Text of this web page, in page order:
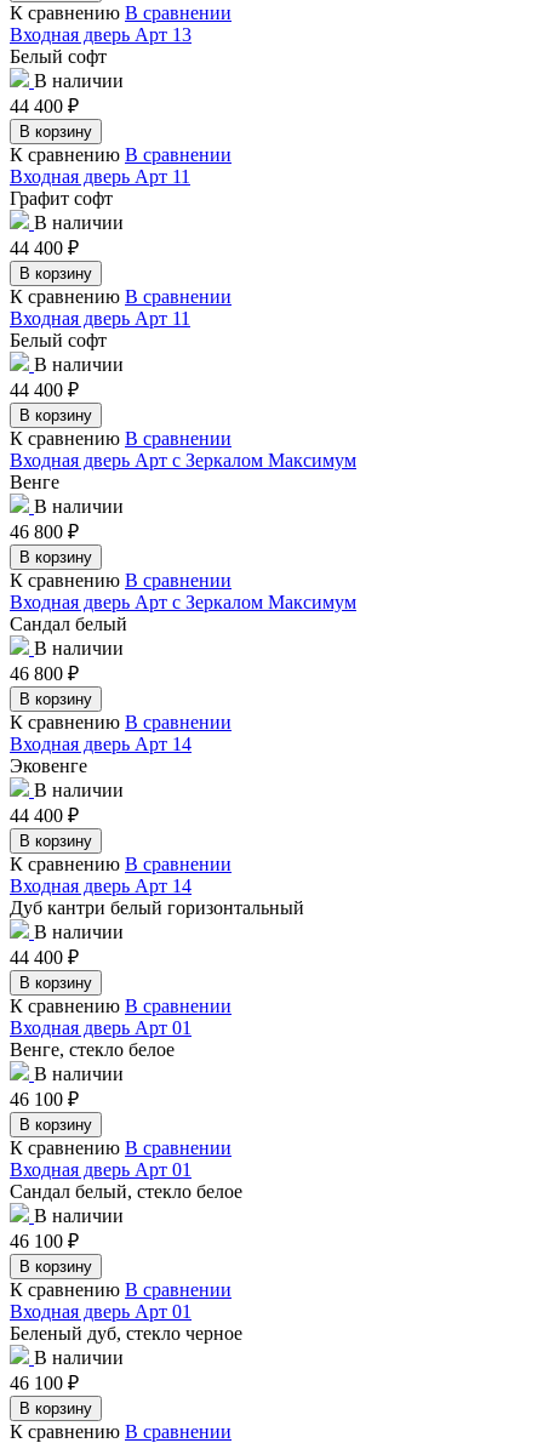
К сравнению В сравнении
Входная дверь Арт 13
Белый софт
В наличии
44 400 ₽
В корзину
К сравнению В сравнении
Входная дверь Арт 11
Графит софт
В наличии
44 400 ₽
В корзину
К сравнению В сравнении
Входная дверь Арт 11
Белый софт
В наличии
44 400 ₽
В корзину
К сравнению В сравнении
Входная дверь Арт с Зеркалом Максимум
Венге
В наличии
46 800 ₽
В корзину
К сравнению В сравнении
Входная дверь Арт с Зеркалом Максимум
Сандал белый
В наличии
46 800 ₽
В корзину
К сравнению В сравнении
Входная дверь Арт 14
Эковенге
В наличии
44 400 ₽
В корзину
К сравнению В сравнении
Входная дверь Арт 14
Дуб кантри белый горизонтальный
В наличии
44 400 ₽
В корзину
К сравнению В сравнении
Входная дверь Арт 01
Венге, стекло белое
В наличии
46 100 ₽
В корзину
К сравнению В сравнении
Входная дверь Арт 01
Сандал белый, стекло белое
В наличии
46 100 ₽
В корзину
К сравнению В сравнении
Входная дверь Арт 01
Беленый дуб, стекло черное
В наличии
46 100 ₽
В корзину
К сравнению В сравнении